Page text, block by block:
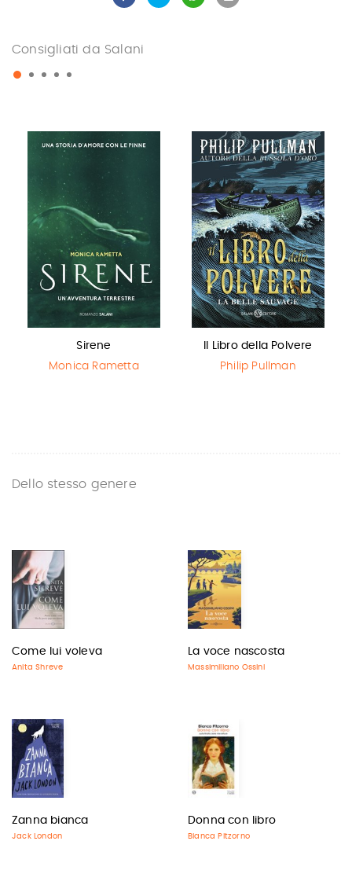
Consigliati da Salani
Sirene
Monica Rametta
Il Libro della Polvere
Philip Pullman
Dello stesso genere
Come lui voleva
Anita Shreve
La voce nascosta
Massimiliano Ossini
Zanna bianca
Jack London
Donna con libro
Bianca Pitzorno